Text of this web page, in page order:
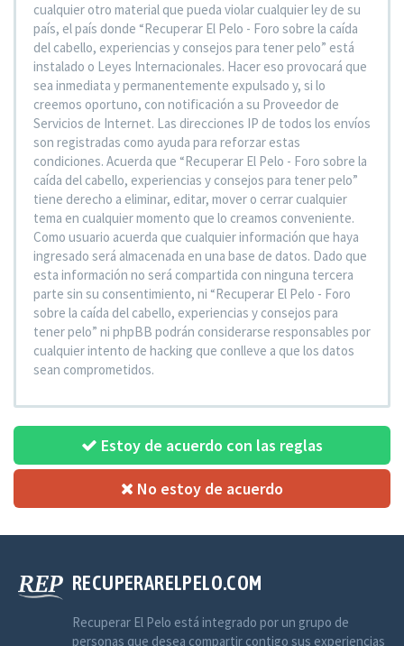
cualquier otro material que pueda violar cualquier ley de su
país, el país donde “Recuperar El Pelo - Foro sobre la caída
del cabello, experiencias y consejos para tener pelo” está
instalado o Leyes Internacionales. Hacer eso provocará que
sea inmediata y permanentemente expulsado y, si lo
creemos oportuno, con notificación a su Proveedor de
Servicios de Internet. Las direcciones IP de todos los envíos
son registradas como ayuda para reforzar estas
condiciones. Acuerda que “Recuperar El Pelo - Foro sobre la
caída del cabello, experiencias y consejos para tener pelo”
tiene derecho a eliminar, editar, mover o cerrar cualquier
tema en cualquier momento que lo creamos conveniente.
Como usuario acuerda que cualquier información que haya
ingresado será almacenada en una base de datos. Dado que
esta información no será compartida con ninguna tercera
parte sin su consentimiento, ni “Recuperar El Pelo - Foro
sobre la caída del cabello, experiencias y consejos para
tener pelo” ni phpBB podrán considerarse responsables por
cualquier intento de hacking que conlleve a que los datos
sean comprometidos.
Estoy de acuerdo con las reglas
No estoy de acuerdo
RECUPERARELPELO.COM
Recuperar El Pelo está integrado por un grupo de
personas que desea compartir contigo sus experiencias